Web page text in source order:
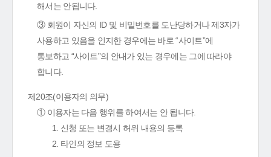
해서는 안됩니다.
③ 회원이 자신의 ID 및 비밀번호를 도난당하거나 제3자가
사용하고 있음을 인지한 경우에는 바로 “사이트”에
통보하고 “사이트”의 안내가 있는 경우에는 그에 따라야
합니다.
제20조(이용자의 의무)
① 이용자는 다음 행위를 하여서는 안 됩니다.
1. 신청 또는 변경시 허위 내용의 등록
2. 타인의 정보 도용